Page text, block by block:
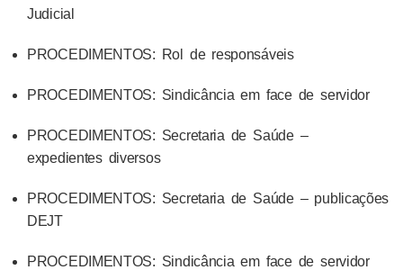
Judicial
PROCEDIMENTOS: Rol de responsáveis
PROCEDIMENTOS: Sindicância em face de servidor
PROCEDIMENTOS: Secretaria de Saúde –
expedientes diversos
PROCEDIMENTOS: Secretaria de Saúde – publicações
DEJT
PROCEDIMENTOS: Sindicância em face de servidor